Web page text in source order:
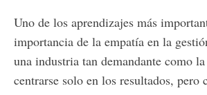
Uno de los aprendizajes más
importancia de la empatía en la
una industria tan demandante como
centrarse solo en los resultados, pero